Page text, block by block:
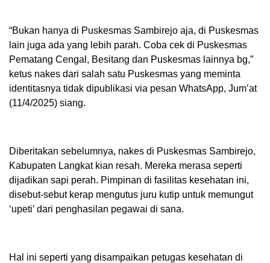
“Bukan hanya di Puskesmas Sambirejo aja, di Puskesmas
lain juga ada yang lebih parah. Coba cek di Puskesmas
Pematang Cengal, Besitang dan Puskesmas lainnya bg,”
ketus nakes dari salah satu Puskesmas yang meminta
identitasnya tidak dipublikasi via pesan WhatsApp, Jum’at
(11/4/2025) siang.
Diberitakan sebelumnya, nakes di Puskesmas Sambirejo,
Kabupaten Langkat kian resah. Mereka merasa seperti
dijadikan sapi perah. Pimpinan di fasilitas kesehatan ini,
disebut-sebut kerap mengutus juru kutip untuk memungut
‘upeti’ dari penghasilan pegawai di sana.
Hal ini seperti yang disampaikan petugas kesehatan di